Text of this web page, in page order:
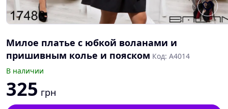
Милое платье с юбкой воланами и
пришивным колье и пояском Код: А4014
В наличии
325 грн